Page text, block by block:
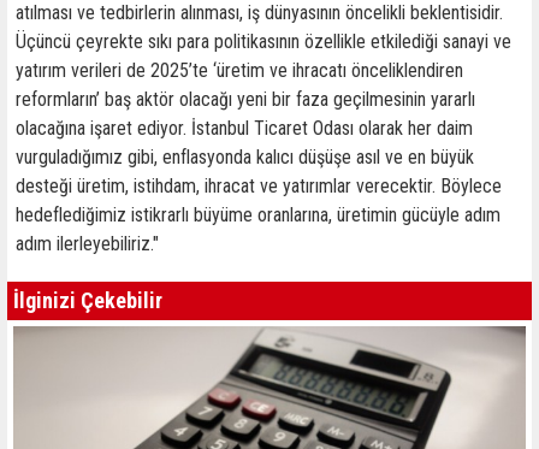
atılması ve tedbirlerin alınması, iş dünyasının öncelikli beklentisidir.
Üçüncü çeyrekte sıkı para politikasının özellikle etkilediği sanayi ve
yatırım verileri de 2025’te ‘üretim ve ihracatı önceliklendiren
reformların’ baş aktör olacağı yeni bir faza geçilmesinin yararlı
olacağına işaret ediyor. İstanbul Ticaret Odası olarak her daim
vurguladığımız gibi, enflasyonda kalıcı düşüşe asıl ve en büyük
desteği üretim, istihdam, ihracat ve yatırımlar verecektir. Böylece
hedeflediğimiz istikrarlı büyüme oranlarına, üretimin gücüyle adım
adım ilerleyebiliriz."
İlginizi Çekebilir